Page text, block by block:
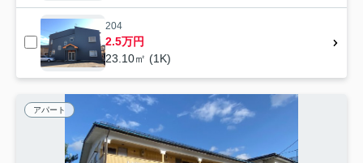
204
2.5万円
23.10㎡ (1K)
アパート